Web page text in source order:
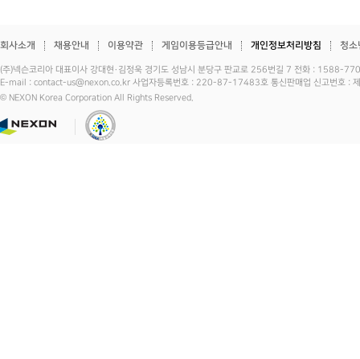
회사소개 채용안내 이용약관 게임이용등급안내 개인정보처리방침 청소
(주)넥슨코리아 대표이사 강대현·김정욱 경기도 성남시 분당구 판교로 256번길 7 전화 :
E-mail : contact-us@nexon.co.kr 사업자등록번호 : 220-87-17483호 통신판매업 신고번호 :
© NEXON Korea Corporation All Rights Reserved.